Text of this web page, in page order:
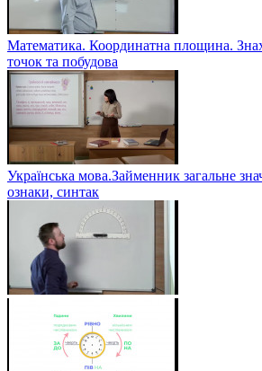
Математика. Координатна площина.
точок та побудова
Українська мова.Займенник загальне
ознаки, синтак